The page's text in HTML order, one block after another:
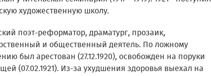
художественную школу.
поэт-реформатор, драматург, прозаик,
и общественный деятель. По ложному
был арестован (27.12.1920), освобожден на поруки
(07.02.1921). Из-за ухудшения здоровья выехал на